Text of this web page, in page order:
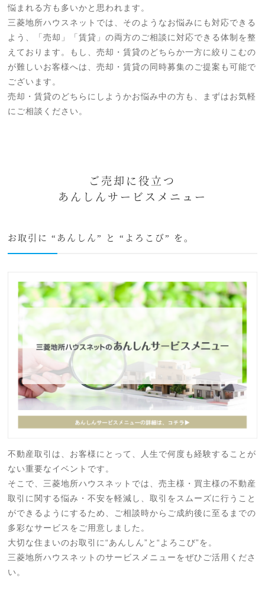
悩まれる方も多いかと思われます。
三菱地所ハウスネットでは、そのようなお悩みにも対応できる
よう、「売却」「賃貸」の両方のご相談に対応できる体制を整
えております。もし、売却・賃貸のどちらか一方に絞りこむの
が難しいお客様へは、売却・賃貸の同時募集のご提案も可能で
ございます。
売却・賃貸のどちらにしようかお悩み中の方も、まずはお気軽
にご相談ください。
ご売却に役立つ
あんしんサービスメニュー
お取引に “あんしん” と “よろこび” を。
不動産取引は、お客様にとって、人生で何度も経験することが
ない重要なイベントです。
そこで、三菱地所ハウスネットでは、売主様・買主様の不動産
取引に関する悩み・不安を軽減し、取引をスムーズに行うこと
ができるようにするため、ご相談時からご成約後に至るまでの
多彩なサービスをご用意しました。
大切な住まいのお取引に“あんしん”と“よろこび”を。
三菱地所ハウスネットのサービスメニューをぜひご活用くださ
い。